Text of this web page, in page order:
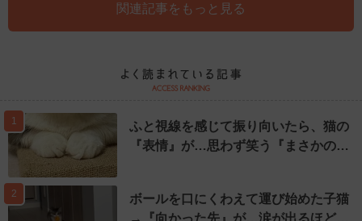
関連記事をもっと見る
1
ふと視線を感じて振り向いたら、猫の
『表情』が…思わず笑う『まさかの…
2
ボールを口にくわえて運び始めた子猫
→『向かった先』が…涙が出るほど…